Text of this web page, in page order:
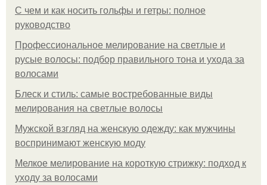
С чем и как носить гольфы и гетры: полное
руководство
Профессиональное мелирование на светлые и
русые волосы: подбор правильного тона и ухода за
волосами
Блеск и стиль: самые востребованные виды
мелирования на светлые волосы
Мужской взгляд на женскую одежду: как мужчины
воспринимают женскую моду
Мелкое мелирование на короткую стрижку: подход к
уходу за волосами